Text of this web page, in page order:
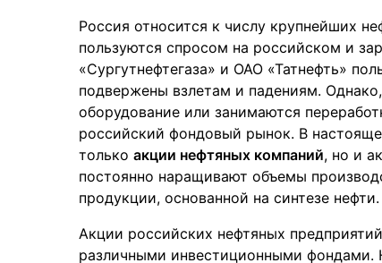
Россия относится к числу крупнейших
пользуются спросом на российском и
«Сургутнефтегаза» и ОАО «Татнефть»
подвержены взлетам и падениям.
оборудование или занимаются
российский фондовый рынок. В
только акции нефтяных компаний, но и
постоянно наращивают объемы
продукции, основанной на синтезе нефти.
Акции российских нефтяных
различными инвестиционными фондами.